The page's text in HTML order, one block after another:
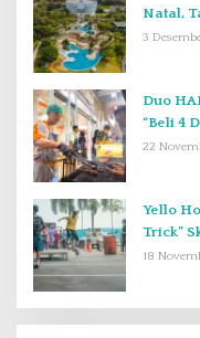
Natal,
3
Duo
“Beli 4
22
Yello
Trick”
18